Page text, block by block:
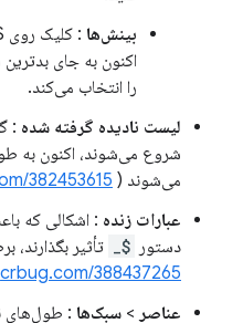
بینش‌ها : کلیک روی CLS در تب
اکنون به جای
را انتخاب می‌کند.
لیست نادیده گرفته شده :
شروع می‌شوند، اکنون به
می‌شوند ( 382453615
عبارات زنده : اشکالی که
دستور $_
تأثیر
crbug.com/388437265
عناصر > سبک‌ها : طول‌های